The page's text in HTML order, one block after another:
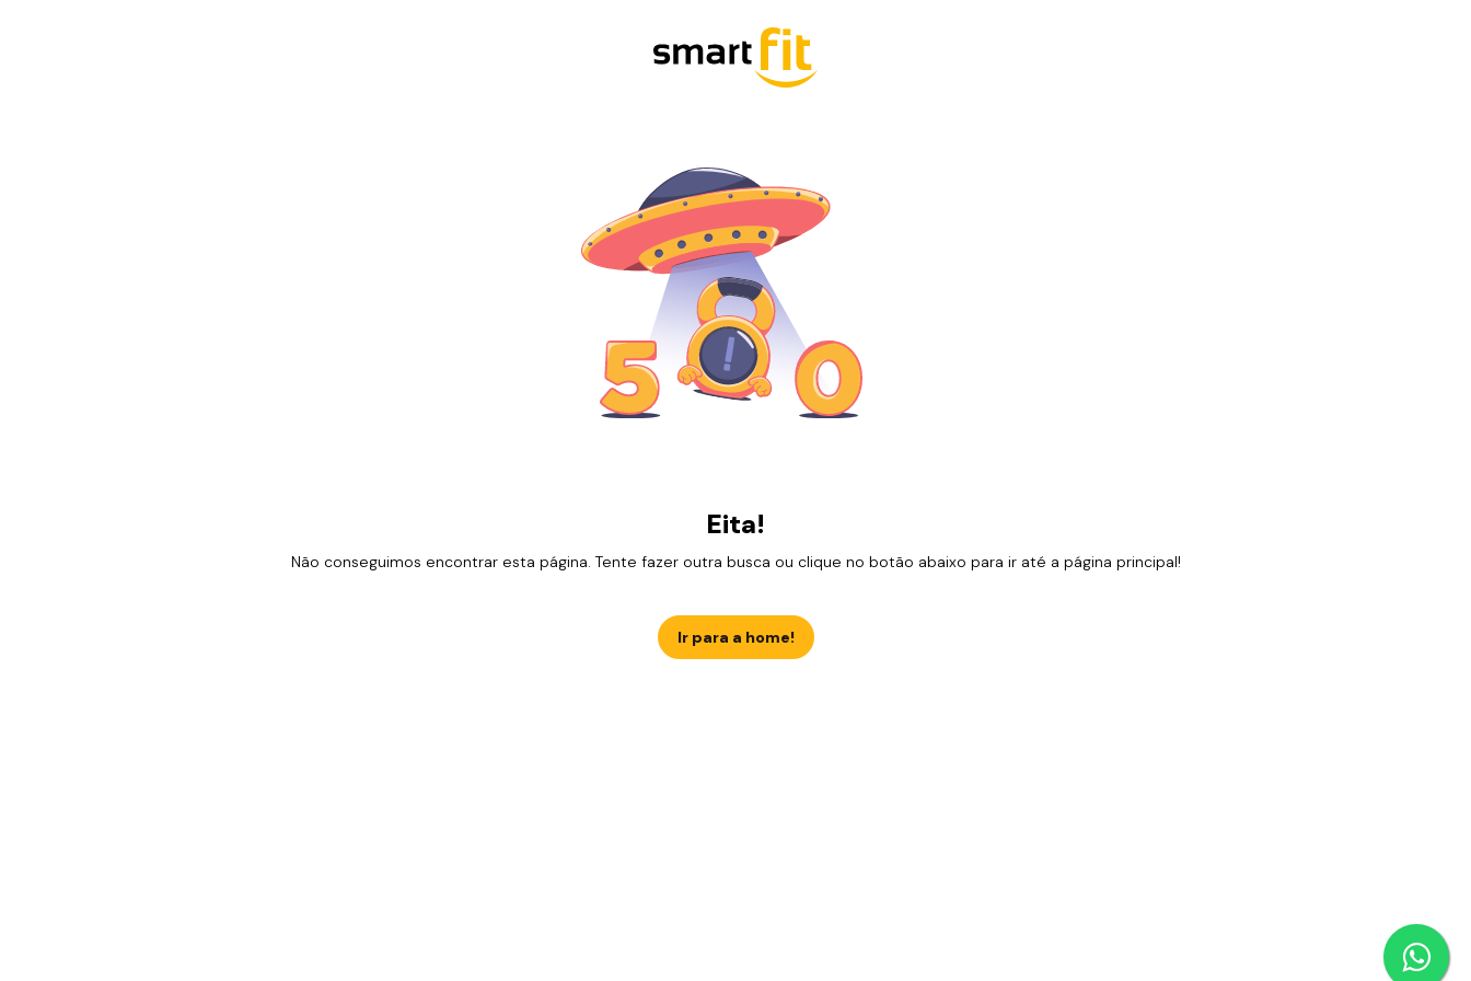
Eita!
Não conseguimos encontrar esta página. Tente fazer outra busca ou clique no botão abaixo para ir até a página principal!
Ir para a home!